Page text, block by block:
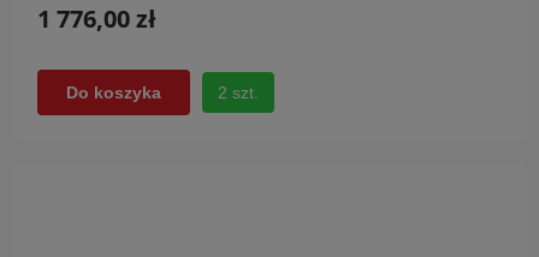
1 776,00 zł
Do koszyka 2 szt.